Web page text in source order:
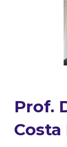
Prof.
Costa